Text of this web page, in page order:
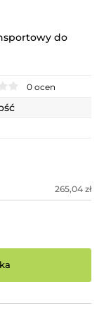
do
0 ocen
265,04 zł